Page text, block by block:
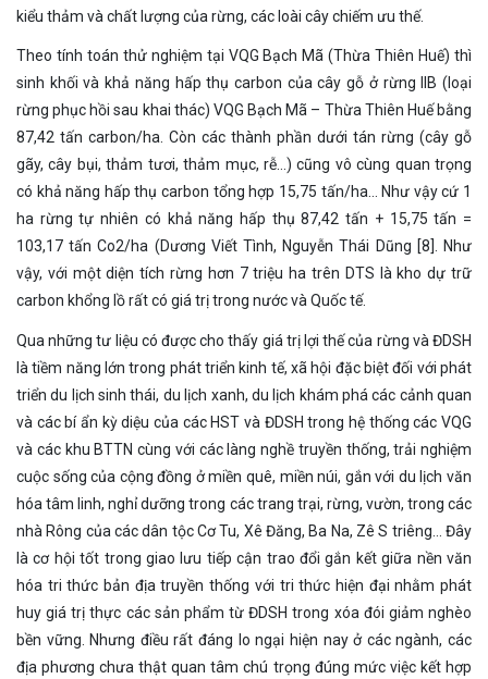
kiểu thảm và chất lượng của rừng, các loài cây chiếm ưu thế.
Theo tính toán thử nghiệm tại VQG Bạch Mã (Thừa Thiên Huế) thì
sinh khối và khả năng hấp thụ carbon của cây gỗ ở rừng IIB (loại
rừng phục hồi sau khai thác) VQG Bạch Mã – Thừa Thiên Huế bằng
87,42 tấn carbon/ha. Còn các thành phần dưới tán rừng (cây gỗ
gãy, cây bụi, thảm tươi, thảm mục, rễ…) cũng vô cùng quan trọng
có khả năng hấp thụ carbon tổng hợp 15,75 tấn/ha… Như vậy cứ 1
ha rừng tự nhiên có khả năng hấp thụ 87,42 tấn + 15,75 tấn =
103,17 tấn Co2/ha (Dương Viết Tình, Nguyễn Thái Dũng [8]. Như
vậy, với một diện tích rừng hơn 7 triệu ha trên DTS là kho dự trữ
carbon khổng lồ rất có giá trị trong nước và Quốc tế.
Qua những tư liệu có được cho thấy giá trị lợi thế của rừng và ĐDSH
là tiềm năng lớn trong phát triển kinh tế, xã hội đặc biệt đối với phát
triển du lịch sinh thái, du lịch xanh, du lịch khám phá các cảnh quan
và các bí ẩn kỳ diệu của các HST và ĐDSH trong hệ thống các VQG
và các khu BTTN cùng với các làng nghề truyền thống, trải nghiệm
cuộc sống của cộng đồng ở miền quê, miền núi, gắn với du lịch văn
hóa tâm linh, nghỉ dưỡng trong các trang trại, rừng, vườn, trong các
nhà Rông của các dân tộc Cơ Tu, Xê Đăng, Ba Na, Zê S triêng… Đây
là cơ hội tốt trong giao lưu tiếp cận trao đổi gắn kết giữa nền văn
hóa tri thức bản địa truyền thống với tri thức hiện đại nhằm phát
huy giá trị thực các sản phẩm từ ĐDSH trong xóa đói giảm nghèo
bền vững. Nhưng điều rất đáng lo ngại hiện nay ở các ngành, các
địa phương chưa thật quan tâm chú trọng đúng mức việc kết hợp